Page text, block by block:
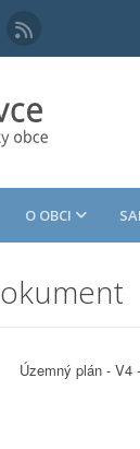
O OBCI
Územný plán - V4